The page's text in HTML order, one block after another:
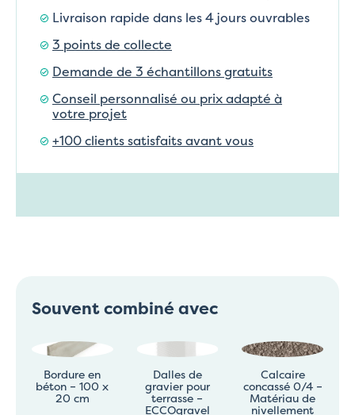
Livraison rapide dans les 4 jours ouvrables
3 points de collecte
Demande de 3 échantillons gratuits
Conseil personnalisé ou prix adapté à
votre projet
+100 clients satisfaits avant vous
Souvent combiné avec
Bordure en
béton – 100 x
20 cm
Dalles de
gravier pour
terrasse –
ECCOgravel
Calcaire
concassé 0/4 –
Matériau de
nivellement